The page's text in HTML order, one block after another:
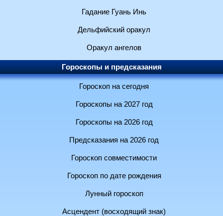
Гадание Гуань Инь
Дельфийский оракул
Оракул ангелов
Гороскопы и предсказания
Гороскоп на сегодня
Гороскопы на 2027 год
Гороскопы на 2026 год
Предсказания на 2026 год
Гороскоп совместимости
Гороскоп по дате рождения
Лунный гороскоп
Асцендент (восходящий знак)